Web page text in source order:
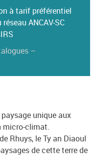
à tarif préférentiel
ANCAV-SC
–
unique aux
micro-climat.
Rhuys, le Ty an Diaoul
de cette terre de